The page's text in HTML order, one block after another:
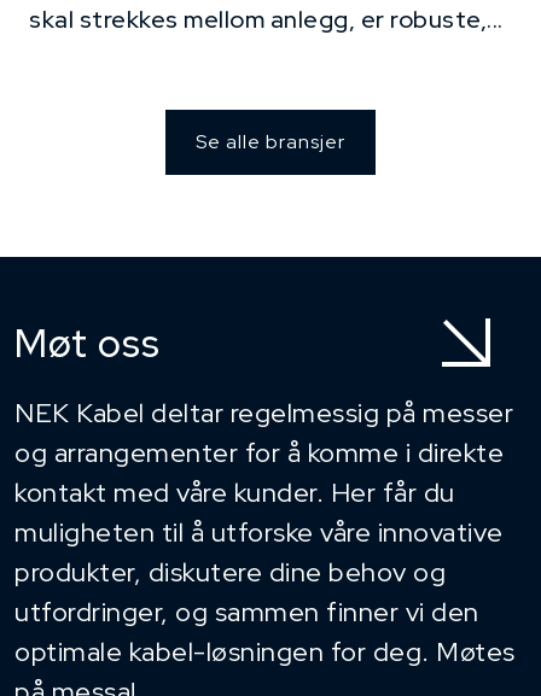
skal strekkes mellom anlegg, er robuste,...
Se alle bransjer
Møt oss
NEK Kabel deltar regelmessig på messer
og arrangementer for å komme i direkte
kontakt med våre kunder. Her får du
muligheten til å utforske våre innovative
produkter, diskutere dine behov og
utfordringer, og sammen finner vi den
optimale kabel-løsningen for deg. Møtes